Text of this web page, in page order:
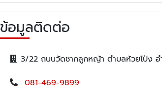
ข้อมูลติดต่อ
3/22 ถนนวัดชากลูกหญ้า ตำบลห้วยโป่ง อำ
081-469-9899